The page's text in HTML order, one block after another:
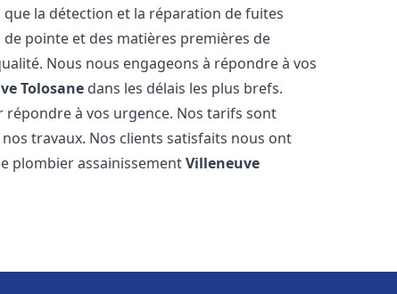
la détection et la réparation de fuites
pointe et des matières premières de
Nous nous engageons à répondre à vos
Tolosane dans les délais les plus brefs.
à vos urgence. Nos tarifs sont
travaux. Nos clients satisfaits nous ont
plombier assainissementVilleneuve